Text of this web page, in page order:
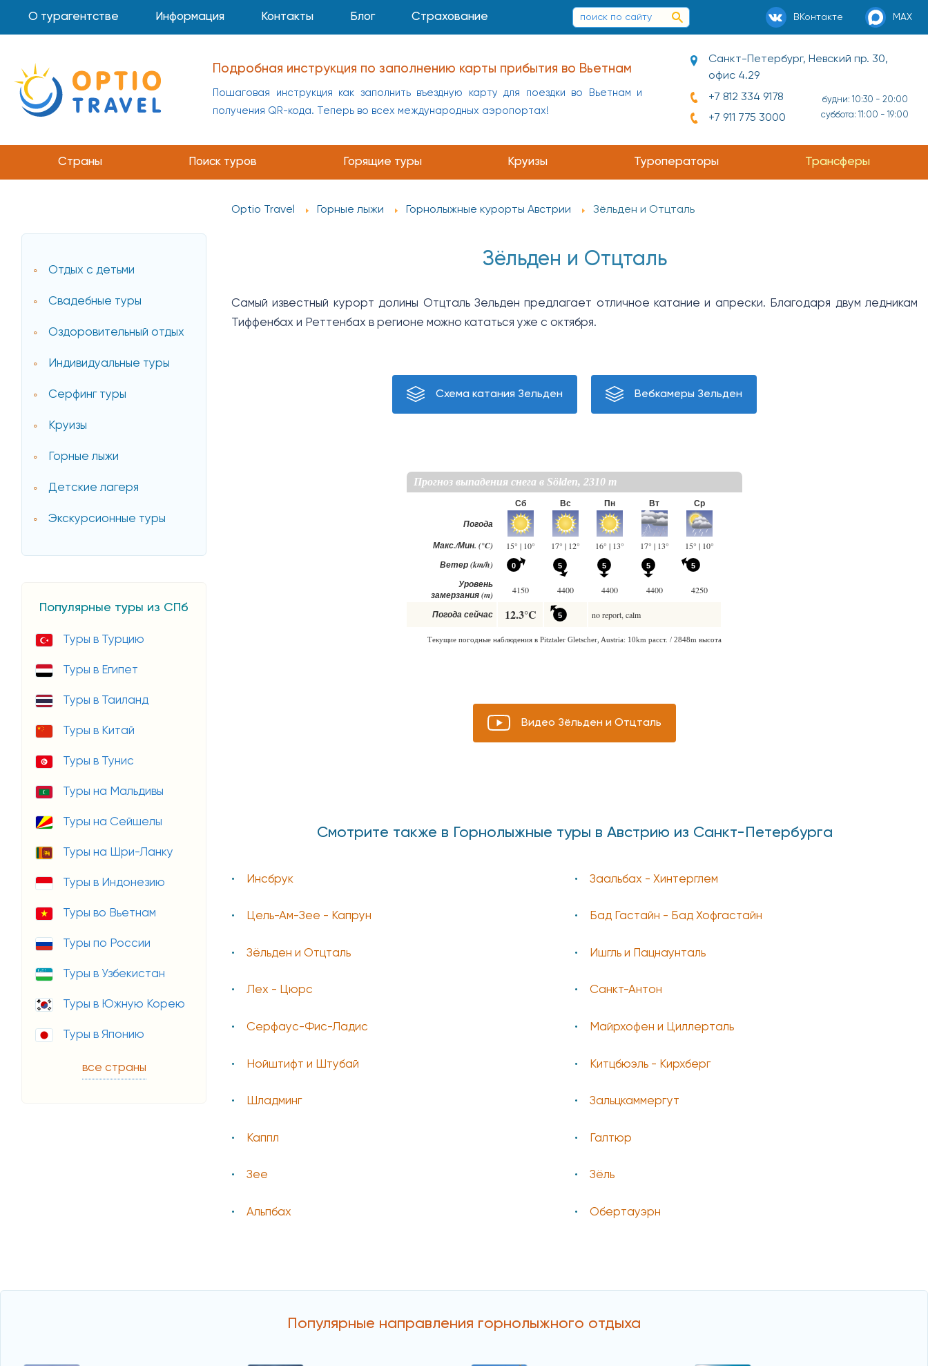
О турагентстве Информация Контакты Блог Страхование ВКонтакте MAX
Подробная инструкция по заполнению карты прибытия во Вьетнам
Пошаговая инструкция как заполнить въездную карту для поездки во Вьетнам и
получения QR-кода. Теперь во всех международных аэропортах!
Санкт-Петербург, Невский пр. 30,
офис 4.29
+7 812 334 9178
+7 911 775 3000
будни: 10:30 - 20:00
суббота: 11:00 - 19:00
Страны Поиск туров Горящие туры Круизы Туроператоры Трансферы
Отдых с детьми
Свадебные туры
Оздоровительный отдых
Индивидуальные туры
Серфинг туры
Круизы
Горные лыжи
Детские лагеря
Экскурсионные туры
Популярные туры из СПб
Туры в Турцию
Туры в Египет
Туры в Таиланд
Туры в Китай
Туры в Тунис
Туры на Мальдивы
Туры на Сейшелы
Туры на Шри-Ланку
Туры в Индонезию
Туры во Вьетнам
Туры по России
Туры в Узбекистан
Туры в Южную Корею
Туры в Японию
все страны
Optio Travel Горные лыжи Горнолыжные курорты Австрии Зёльден и Отцталь
Зёльден и Отцталь
Самый известный курорт долины Отцталь Зельден предлагает отличное катание и апрески. Благодаря двум ледникам
Тиффенбах и Реттенбах в регионе можно кататься уже с октября.
Схема катания Зельден Вебкамеры Зельден
Видео Зёльден и Отцталь
Смотрите также в Горнолыжные туры в Австрию из Санкт-Петербурга
Инсбрук Заальбах - Хинтерглем
Цель-Ам-Зее - Капрун Бад Гаcтайн - Бад Хофгастайн
Зёльден и Отцталь Ишгль и Пацнаунталь
Лех - Цюрс Санкт-Антон
Серфаус-Фис-Ладис Майрхофен и Циллерталь
Нойштифт и Штубай Китцбюэль - Кирхберг
Шладминг Зальцкаммергут
Каппл Галтюр
Зее Зёль
Альпбах Обертауэрн
Популярные направления горнолыжного отдыха